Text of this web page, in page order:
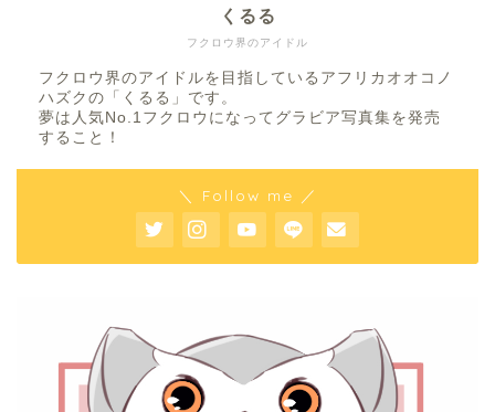
フクロウ界のアイドル
くるる
フクロウ界のアイドルを目指しているアフリカオオコノ
ハズクの「くるる」です。
夢は人気No.1フクロウになってグラビア写真集を発売
すること！
＼ Follow me ／